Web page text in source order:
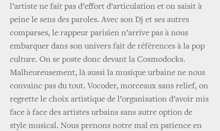
l’artiste ne fait pas d’effort d’articulation et on saisit à
peine le sens des paroles. Avec son Dj et ses autres
comparses, le rappeur parisien n’arrive pas à nous
embarquer dans son univers fait de références à la pop
culture. On se poste donc devant la Cosmodocks.
Malheureusement, là aussi la musique urbaine ne nous
convainc pas du tout. Vocoder, morceaux sans relief, on
regrette le choix artistique de l’organisation d’avoir mis
face à face des artistes urbains sans autre option de
style musical. Nous prenons notre mal en patience en